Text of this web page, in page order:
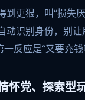
更狠，叫“损失厌
动识别身份，别
一反应是“又要充
怀党、探索型玩